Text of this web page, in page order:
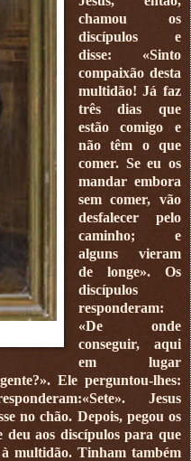
chamou os
discípulos e
disse: «Sinto
compaixão desta
multidão! Já faz
três dias que
estão comigo e
não têm o que
comer. Se eu os
mandar embora
sem comer, vão
desfalecer pelo
caminho; e
alguns vieram
de longe». Os
discípulos
responderam:
«De onde
conseguir, aqui
em lugar
Ele perguntou-lhes:
Jesus
no chão. Depois, pegou os
deu aos discípulos para que
multidão. Tinham também